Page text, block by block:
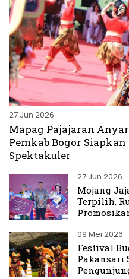
27 Jun 2026
Mapag Pajajaran
Pemkab Bogor
Spektakuler
27 Jun 2026
Mojang
Terpilih,
09 Mei 2026
Festival
Pakansari